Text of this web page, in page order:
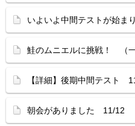
いよいよ中間テストが始
鮭のムニエルに挑戦！ （
【詳細】後期中間テスト
朝会がありました 11/12